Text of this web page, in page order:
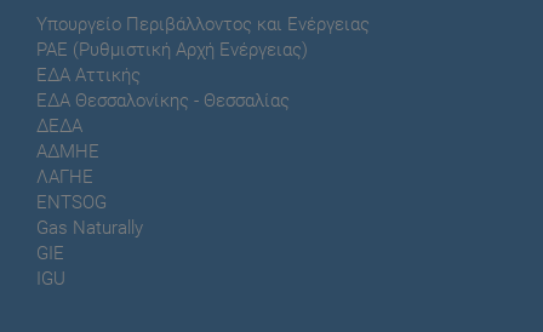
Υπουργείο Περιβάλλοντος και Ενέργειας
ΡΑΕ (Ρυθμιστική Αρχή Ενέργειας)
ΕΔΑ Αττικής
ΕΔΑ Θεσσαλονίκης - Θεσσαλίας
ΔΕΔΑ
ΑΔΜΗΕ
ΛΑΓΗΕ
ENTSOG
Gas Naturally
GIE
IGU